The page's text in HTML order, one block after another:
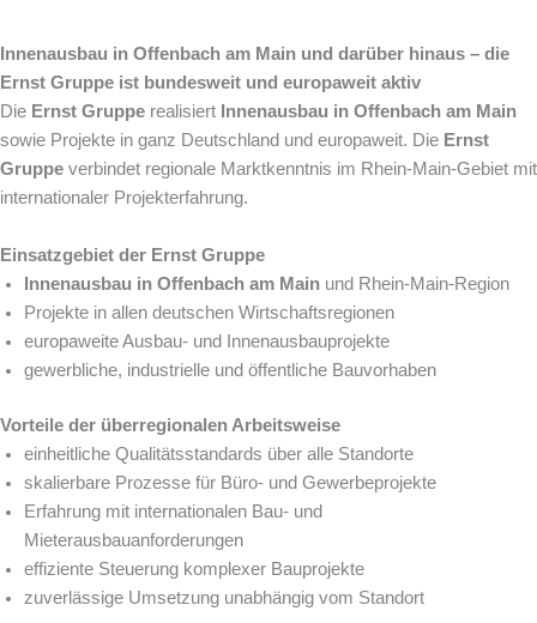
Innenausbau in Offenbach am Main und darüber hinaus – die
Ernst Gruppe ist bundesweit und europaweit aktiv
Die Ernst Gruppe realisiert Innenausbau in Offenbach am Main
sowie Projekte in ganz Deutschland und europaweit. Die Ernst
Gruppe verbindet regionale Marktkenntnis im Rhein-Main-Gebiet mit
internationaler Projekterfahrung.
Einsatzgebiet der Ernst Gruppe
Innenausbau in Offenbach am Main und Rhein-Main-Region
Projekte in allen deutschen Wirtschaftsregionen
europaweite Ausbau- und Innenausbauprojekte
gewerbliche, industrielle und öffentliche Bauvorhaben
Vorteile der überregionalen Arbeitsweise
einheitliche Qualitätsstandards über alle Standorte
skalierbare Prozesse für Büro- und Gewerbeprojekte
Erfahrung mit internationalen Bau- und
Mieterausbauanforderungen
effiziente Steuerung komplexer Bauprojekte
zuverlässige Umsetzung unabhängig vom Standort